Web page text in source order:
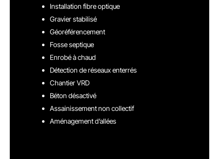
Installation fibre optique
Gravier stabilisé
Géoréférencement
Fosse septique
Enrobé à chaud
Détection de réseaux enterrés
Chantier VRD
Béton désactivé
Assainissement non collectif
Aménagement d’allées